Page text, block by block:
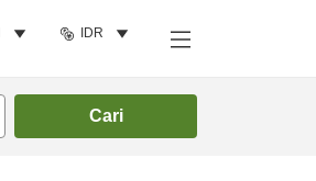
IDR
Cari